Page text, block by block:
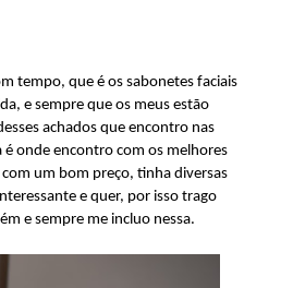
tempo, que é os sabonetes faciais
e sempre que os meus estão
achados que encontro nas
onde encontro com os melhores
com um bom preço, tinha diversas
e quer, por isso trago
e sempre me incluo nessa.